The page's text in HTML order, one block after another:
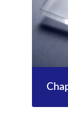
Chapa